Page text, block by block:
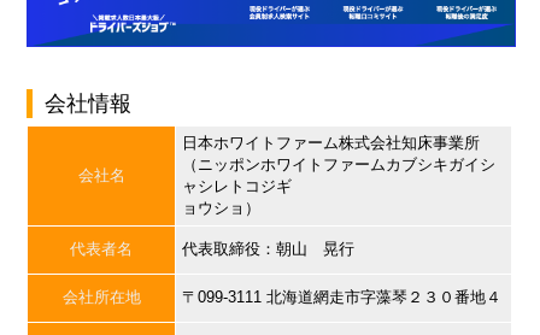
会社情報
会社名
日本ホワイトファーム株式会社知床事業所
（ニッポンホワイトファームカブシキガイシ
ャシレトコジギ
ョウショ）
代表者名 代表取締役：朝山 晃行
会社所在地 〒099-3111 北海道網走市字藻琴２３０番地４